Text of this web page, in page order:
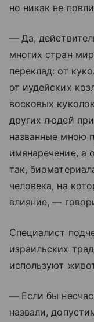
но никак не
— Да,
многих стран
переклад: от
от иудейских
восковых
других людей
названные мною
имянаречение, а
так,
человека, на
влияние, —
Специалист
израильских
используют
— Если бы
назвали,